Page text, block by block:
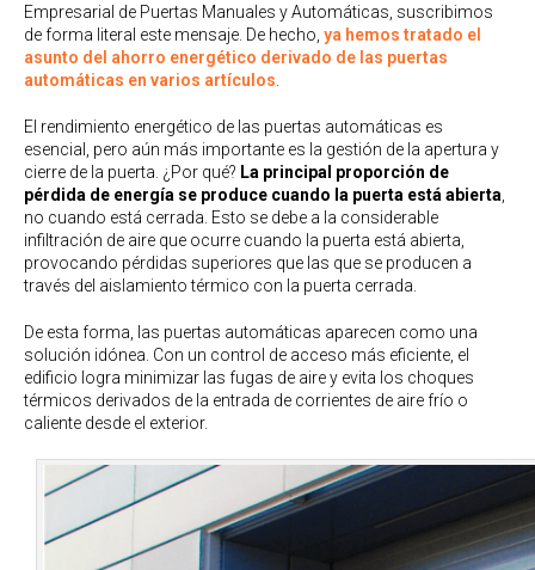
Empresarial de Puertas Manuales y Automáticas, suscribimos
de forma literal este mensaje. De hecho, ya hemos tratado el
asunto del ahorro energético derivado de las puertas
automáticas en varios artículos
El rendimiento energético de las puertas automáticas es
esencial, pero aún más importante es la gestión de la apertura y
cierre de la puerta. ¿Por qué? La principal proporción de
pérdida de energía se produce cuando la puerta está abierta
no cuando está cerrada. Esto se debe a la considerable
infiltración de aire que ocurre cuando la puerta está abierta,
provocando pérdidas superiores que las que se producen a
través del aislamiento térmico con la puerta cerrada.
De esta forma, las puertas automáticas aparecen como una
solución idónea. Con un control de acceso más eficiente, el
edificio logra minimizar las fugas de aire y evita los choques
térmicos derivados de la entrada de corrientes de aire frío o
caliente desde el exterior.